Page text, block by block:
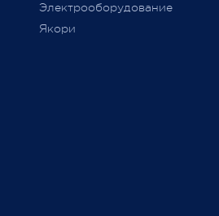
Электрооборудование
Якори